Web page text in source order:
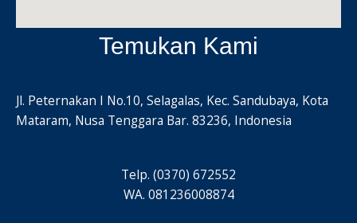
Temukan Kami
Jl. Peternakan I No.10, Selagalas, Kec. Sandubaya, Kota
Mataram, Nusa Tenggara Bar. 83236, Indonesia
Telp. (0370) 672552
WA. 081236008874